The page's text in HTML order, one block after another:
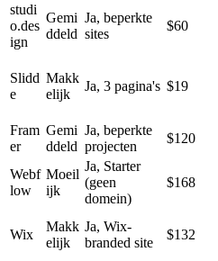
studi
o.des
ign
Gemi
ddeld
Ja, beperkte
sites
$60
Slidd
e
Makk
elijk
Ja, 3 pagina's $19
Fram
er
Gemi
ddeld
Ja, beperkte
projecten
$120
Webf
low
Moeil
ijk
Ja, Starter
(geen
domein)
$168
Wix
Makk
elijk
Ja, Wix-
branded site
$132